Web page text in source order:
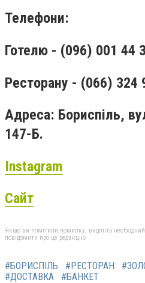
Телефони:
Готелю - (096) 001 44
Ресторану - (066) 324
Адреса: Бориспіль,
147-Б.
Instagram
Сайт
Якщо ви помітили помилку, виділіть
повідомити про це редакцію
#БОРИСПІЛЬ #РЕСТОРАН
#ДОСТАВКА
#БАНКЕТ